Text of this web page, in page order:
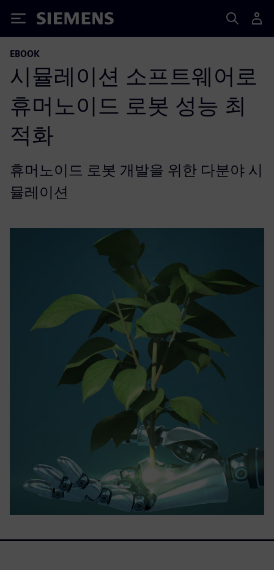
Siemens
EBOOK
시뮬레이션 소프트웨어로
휴머노이드 로봇 성능 최
적화
휴머노이드 로봇 개발을 위한 다분야 시
뮬레이션